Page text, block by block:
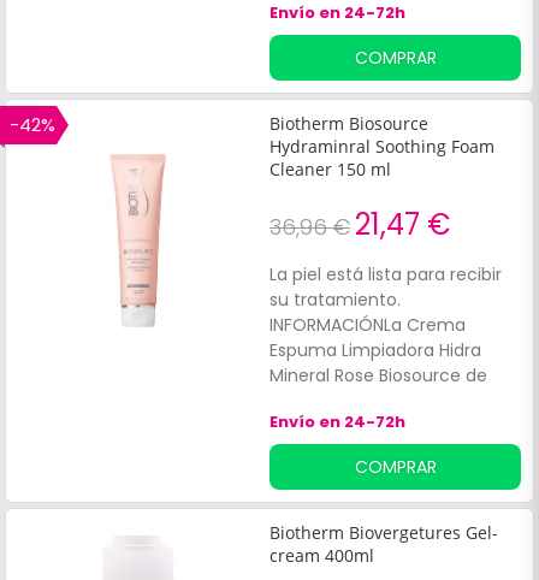
Peptides Uplift Día en
combinación con Life
Plankton. TM junto y una
fracción de péptidos de
colágeno, que hidratan y
tratan la firmeza. Indicado
para tratar la hidratación, la
Envío en 24-72h
COMPRAR
-42%
Biotherm Biosource
Hydraminral Soothing Foam
Cleaner 150 ml
36,96 € 21,47 €
La piel está lista para recibir
su tratamiento.
INFORMACIÓNLa Crema
Espuma Limpiadora Hidra
Mineral Rose Biosource de
desmaquillar la piel seca.
Envío en 24-72h
COMPRAR
Biotherm Biovergetures Gel-
cream 400ml